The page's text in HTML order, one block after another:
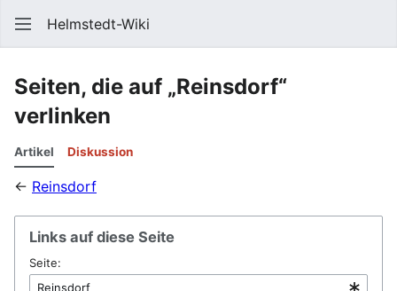
Helmstedt-Wiki
Seiten, die auf „Reinsdorf“
verlinken
Artikel Diskussion
← Reinsdorf
Links auf diese Seite
Seite: